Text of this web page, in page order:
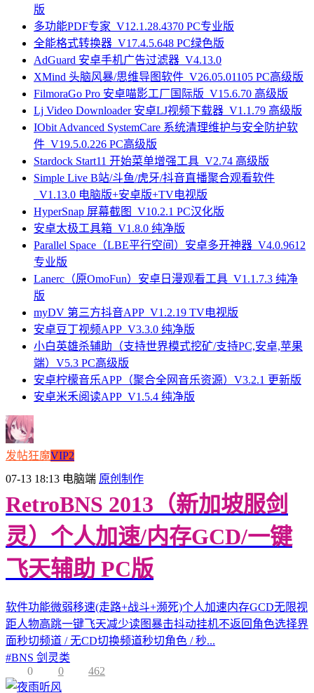
版
多功能PDF专家_V12.1.28.4370 PC专业版
全能格式转换器_V17.4.5.648 PC绿色版
AdGuard 安卓手机广告过滤器_V4.13.0
XMind 头脑风暴/思维导图软件_V26.05.01105 PC高级版
FilmoraGo Pro 安卓喵影工厂国际版_V15.6.70 高级版
Lj Video Downloader 安卓LJ视频下载器_V1.1.79 高级版
IObit Advanced SystemCare 系统清理维护与安全防护软
件_V19.5.0.226 PC高级版
Stardock Start11 开始菜单增强工具_V2.74 高级版
Simple Live B站/斗鱼/虎牙/抖音直播聚合观看软件
_V1.13.0 电脑版+安卓版+TV电视版
HyperSnap 屏幕截图_V10.2.1 PC汉化版
安卓太极工具箱_V1.8.0 纯净版
Parallel Space（LBE平行空间）安卓多开神器_V4.0.9612
专业版
Lanerc（原OmoFun）安卓日漫观看工具_V1.1.7.3 纯净
版
myDV 第三方抖音APP_V1.2.19 TV电视版
安卓豆丁视频APP_V3.3.0 纯净版
小白英雄杀辅助（支持世界模式挖矿/支持PC,安卓,苹果
端）V5.3 PC高级版
安卓柠檬音乐APP（聚合全网音乐资源）V3.2.1 更新版
安卓米禾阅读APP_V1.5.4 纯净版
发帖狂魔VIP2
07-13 18:13 电脑端 原创制作
RetroBNS 2013（新加坡服剑
灵）个人加速/内存GCD/一键
飞天辅助 PC版
软件功能微弱移速(走路+战斗+濒死)个人加速内存GCD无限视
距人物高跳一键飞天减少读图暴击抖动挂机不返回角色选择界
面秒切频道 / 无CD切换频道秒切角色 / 秒...
#BNS 剑灵类
0
0 462